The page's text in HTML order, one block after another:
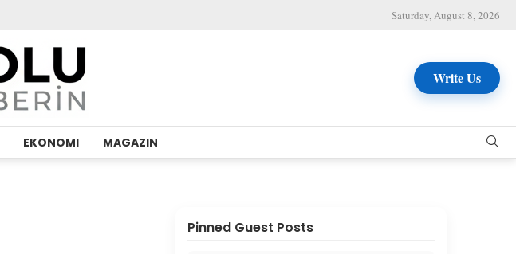
Saturday, August 8, 2026
Write Us
EKONOMI MAGAZIN
Pinned Guest Posts